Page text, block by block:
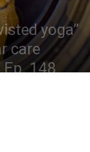
yoga”
care
148